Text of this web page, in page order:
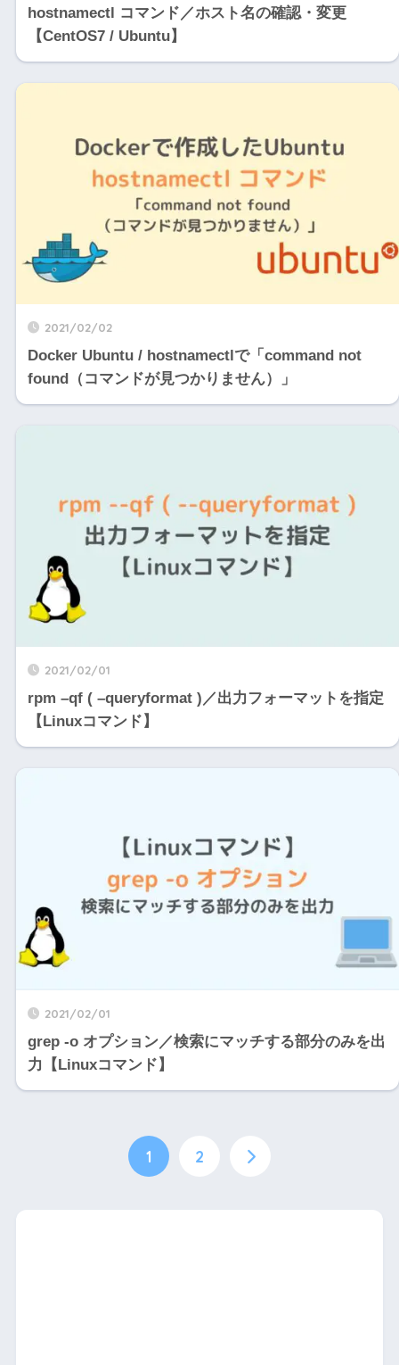
hostnamectl コマンド／ホスト名の確認・変更
【CentOS7 / Ubuntu】
2021/02/02
Docker Ubuntu / hostnamectlで「command not
found（コマンドが見つかりません）」
2021/02/01
rpm –qf ( –queryformat )／出力フォーマットを指定
【Linuxコマンド】
2021/02/01
grep -o オプション／検索にマッチする部分のみを出
力【Linuxコマンド】
1 2